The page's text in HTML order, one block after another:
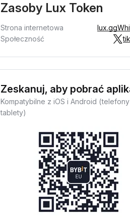
Zasoby Lux Token
Strona internetowa lux.gg
Społeczność
Zeskanuj, aby pobrać
Kompatybilne z iOS i Android
tablety)